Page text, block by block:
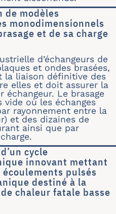
modèles
monodimensionnels
et de sa charge
d’échangeurs de
et ondes brasées,
la liaison définitive des
elles et doit assurer la
Le brasage
vide où les échanges
rayonnement entre la
et des dizaines de
ainsi que par
cycle
innovant mettant
pulsés
destiné à la
chaleur fatale basse